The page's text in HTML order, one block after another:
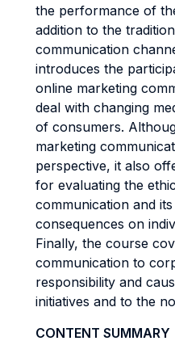
the performance of
addition to the
communication
introduces the
online marketing
deal with changing
of consumers.
marketing
perspective, it also
for evaluating the
communication and
consequences on
Finally, the course
communication to
responsibility and
initiatives and to the
CONTENT SUMMARY